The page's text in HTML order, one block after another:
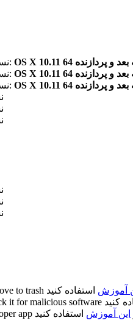
نیازمندی سیستم:
نیازمندی سیستم:
نیازمندی سیستم:
to trash آموزش
it for malicious software
app این آموزش